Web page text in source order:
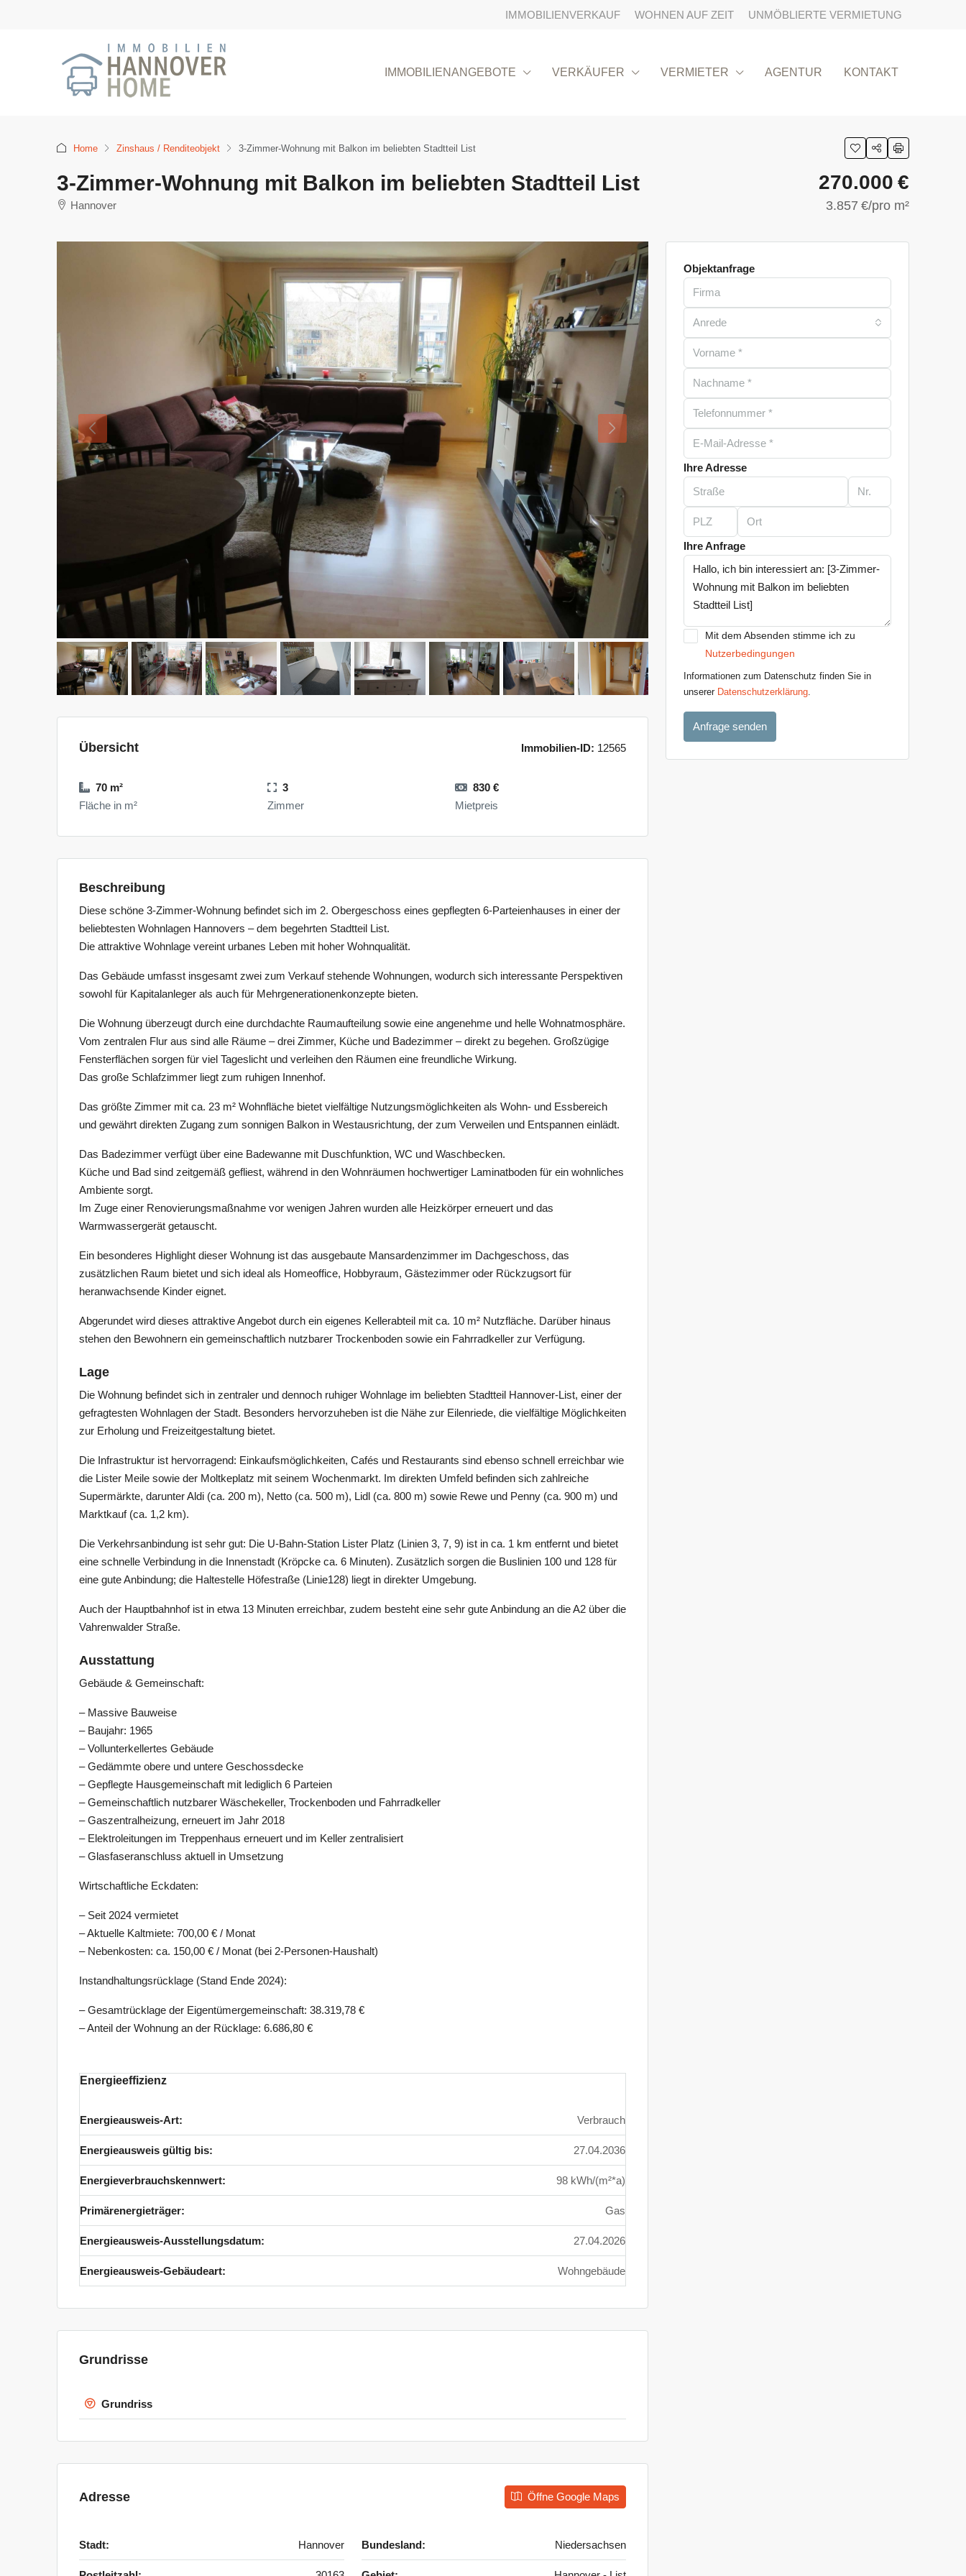
IMMOBILIENVERKAUF WOHNEN AUF ZEIT UNMÖBLIERTE VERMIETUNG
IMMOBILIENANGEBOTE VERKÄUFER VERMIETER AGENTUR KONTAKT
Home Zinshaus / Renditeobjekt 3-Zimmer-Wohnung mit Balkon im beliebten Stadtteil List
3-Zimmer-Wohnung mit Balkon im beliebten Stadtteil List
Hannover
270.000 €
3.857 €/pro m²
Übersicht Immobilien-ID: 12565
70 m²
Fläche in m²
3
Zimmer
830 €
Mietpreis
Beschreibung
Diese schöne 3-Zimmer-Wohnung befindet sich im 2. Obergeschoss eines gepflegten 6-Parteienhauses in einer der
beliebtesten Wohnlagen Hannovers – dem begehrten Stadtteil List.
Die attraktive Wohnlage vereint urbanes Leben mit hoher Wohnqualität.
Das Gebäude umfasst insgesamt zwei zum Verkauf stehende Wohnungen, wodurch sich interessante Perspektiven
sowohl für Kapitalanleger als auch für Mehrgenerationenkonzepte bieten.
Die Wohnung überzeugt durch eine durchdachte Raumaufteilung sowie eine angenehme und helle Wohnatmosphäre.
Vom zentralen Flur aus sind alle Räume – drei Zimmer, Küche und Badezimmer – direkt zu begehen. Großzügige
Fensterflächen sorgen für viel Tageslicht und verleihen den Räumen eine freundliche Wirkung.
Das große Schlafzimmer liegt zum ruhigen Innenhof.
Das größte Zimmer mit ca. 23 m² Wohnfläche bietet vielfältige Nutzungsmöglichkeiten als Wohn- und Essbereich
und gewährt direkten Zugang zum sonnigen Balkon in Westausrichtung, der zum Verweilen und Entspannen einlädt.
Das Badezimmer verfügt über eine Badewanne mit Duschfunktion, WC und Waschbecken.
Küche und Bad sind zeitgemäß gefliest, während in den Wohnräumen hochwertiger Laminatboden für ein wohnliches
Ambiente sorgt.
Im Zuge einer Renovierungsmaßnahme vor wenigen Jahren wurden alle Heizkörper erneuert und das
Warmwassergerät getauscht.
Ein besonderes Highlight dieser Wohnung ist das ausgebaute Mansardenzimmer im Dachgeschoss, das
zusätzlichen Raum bietet und sich ideal als Homeoffice, Hobbyraum, Gästezimmer oder Rückzugsort für
heranwachsende Kinder eignet.
Abgerundet wird dieses attraktive Angebot durch ein eigenes Kellerabteil mit ca. 10 m² Nutzfläche. Darüber hinaus
stehen den Bewohnern ein gemeinschaftlich nutzbarer Trockenboden sowie ein Fahrradkeller zur Verfügung.
Lage
Die Wohnung befindet sich in zentraler und dennoch ruhiger Wohnlage im beliebten Stadtteil Hannover-List, einer der
gefragtesten Wohnlagen der Stadt. Besonders hervorzuheben ist die Nähe zur Eilenriede, die vielfältige Möglichkeiten
zur Erholung und Freizeitgestaltung bietet.
Die Infrastruktur ist hervorragend: Einkaufsmöglichkeiten, Cafés und Restaurants sind ebenso schnell erreichbar wie
die Lister Meile sowie der Moltkeplatz mit seinem Wochenmarkt. Im direkten Umfeld befinden sich zahlreiche
Supermärkte, darunter Aldi (ca. 200 m), Netto (ca. 500 m), Lidl (ca. 800 m) sowie Rewe und Penny (ca. 900 m) und
Marktkauf (ca. 1,2 km).
Die Verkehrsanbindung ist sehr gut: Die U-Bahn-Station Lister Platz (Linien 3, 7, 9) ist in ca. 1 km entfernt und bietet
eine schnelle Verbindung in die Innenstadt (Kröpcke ca. 6 Minuten). Zusätzlich sorgen die Buslinien 100 und 128 für
eine gute Anbindung; die Haltestelle Höfestraße (Linie128) liegt in direkter Umgebung.
Auch der Hauptbahnhof ist in etwa 13 Minuten erreichbar, zudem besteht eine sehr gute Anbindung an die A2 über die
Vahrenwalder Straße.
Ausstattung
Gebäude & Gemeinschaft:
– Massive Bauweise
– Baujahr: 1965
– Vollunterkellertes Gebäude
– Gedämmte obere und untere Geschossdecke
– Gepflegte Hausgemeinschaft mit lediglich 6 Parteien
– Gemeinschaftlich nutzbarer Wäschekeller, Trockenboden und Fahrradkeller
– Gaszentralheizung, erneuert im Jahr 2018
– Elektroleitungen im Treppenhaus erneuert und im Keller zentralisiert
– Glasfaseranschluss aktuell in Umsetzung
Wirtschaftliche Eckdaten:
– Seit 2024 vermietet
– Aktuelle Kaltmiete: 700,00 € / Monat
– Nebenkosten: ca. 150,00 € / Monat (bei 2-Personen-Haushalt)
Instandhaltungsrücklage (Stand Ende 2024):
– Gesamtrücklage der Eigentümergemeinschaft: 38.319,78 €
– Anteil der Wohnung an der Rücklage: 6.686,80 €
Energieeffizienz
Energieausweis-Art: Verbrauch
Energieausweis gültig bis: 27.04.2036
Energieverbrauchskennwert: 98 kWh/(m²*a)
Primärenergieträger: Gas
Energieausweis-Ausstellungsdatum: 27.04.2026
Energieausweis-Gebäudeart: Wohngebäude
Grundrisse
Grundriss
Adresse Öffne Google Maps
Stadt: Hannover Bundesland: Niedersachsen
Objektanfrage
Anrede
Ihre Adresse
Ihre Anfrage
Mit dem Absenden stimme ich zu
Nutzerbedingungen
Informationen zum Datenschutz finden Sie in
unserer Datenschutzerklärung.
Anfrage senden